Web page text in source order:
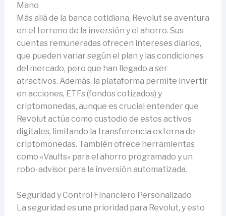
Mano
Más allá de la banca cotidiana, Revolut se aventura
en el terreno de la inversión y el ahorro. Sus
cuentas remuneradas ofrecen intereses diarios,
que pueden variar según el plan y las condiciones
del mercado, pero que han llegado a ser
atractivos. Además, la plataforma permite invertir
en acciones, ETFs (fondos cotizados) y
criptomonedas, aunque es crucial entender que
Revolut actúa como custodio de estos activos
digitales, limitando la transferencia externa de
criptomonedas. También ofrece herramientas
como «Vaults» para el ahorro programado y un
robo-advisor para la inversión automatizada.
Seguridad y Control Financiero Personalizado
La seguridad es una prioridad para Revolut, y esto